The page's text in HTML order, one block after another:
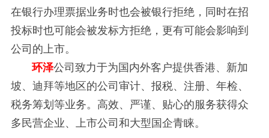
在银行办理票据业务时也会被银行拒绝，同时在招
投标时也可能会被发标方拒绝，更有可能会影响到
公司的上市。
环泽公司致力于为国内外客户提供香港、新加
坡、迪拜等地区的公司审计、报税、注册、年检、
税务筹划等业务。高效、严谨、贴心的服务获得众
多民营企业、上市公司和大型国企青睐。